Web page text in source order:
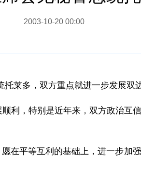
2003-10-20 00:00
多，双方重点就进一步发展双
，特别是近年来，双方政治互
平等互利的基础上，进一步加